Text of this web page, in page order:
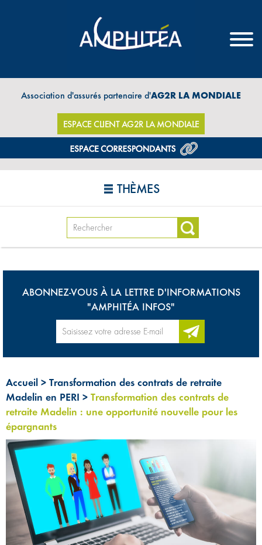
Association d'assurés partenaire d'AG2R LA MONDIALE
ESPACE CLIENT AG2R LA MONDIALE
THÈMES
ABONNEZ-VOUS À LA LETTRE D'INFORMATIONS
"AMPHITÉA INFOS"
Accueil > Transformation des contrats de retraite
Madelin en PERI > Transformation des contrats de
retraite Madelin : une opportunité nouvelle pour les
épargnants